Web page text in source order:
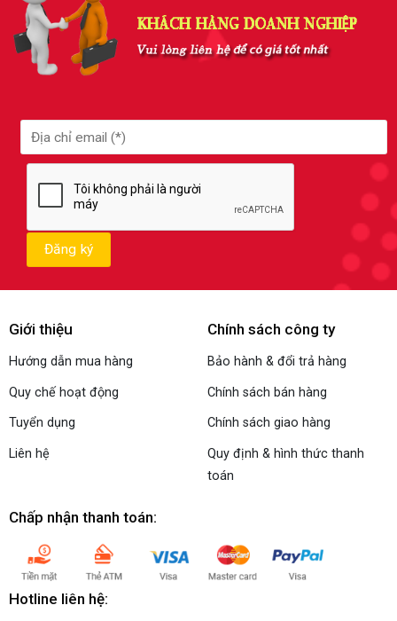
Giới thiệu
Hướng dẫn mua hàng
Quy chế hoạt động
Tuyển dụng
Liên hệ
Chính sách công ty
Bảo hành & đổi trả hàng
Chính sách bán hàng
Chính sách giao hàng
Quy định & hình thức thanh
toán
Chấp nhận thanh toán:
Hotline liên hệ: